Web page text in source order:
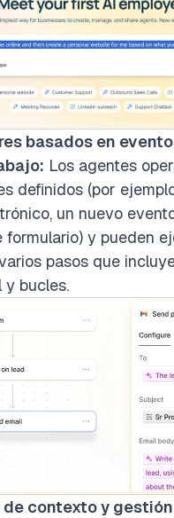
basados en
Los agentes
definidos (por
un nuevo
formulario) y pueden
pasos que
y bucles.
contexto y